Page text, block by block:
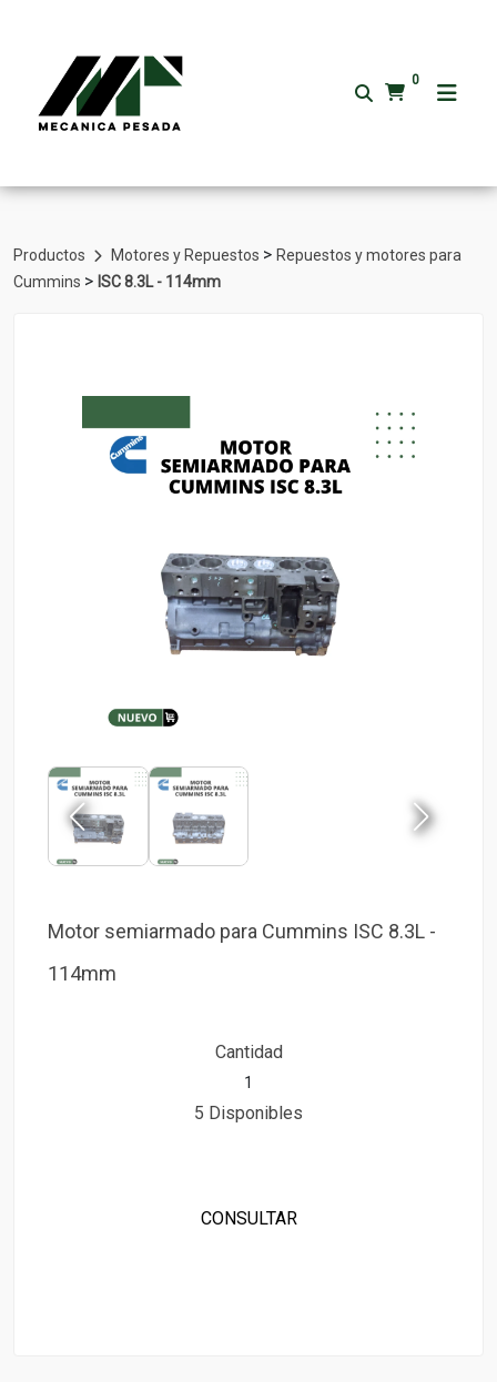
0
Productos Motores y Repuestos > Repuestos y motores para
Cummins > ISC 8.3L - 114mm
Motor semiarmado para Cummins ISC 8.3L -
114mm
Cantidad
5 Disponibles
CONSULTAR